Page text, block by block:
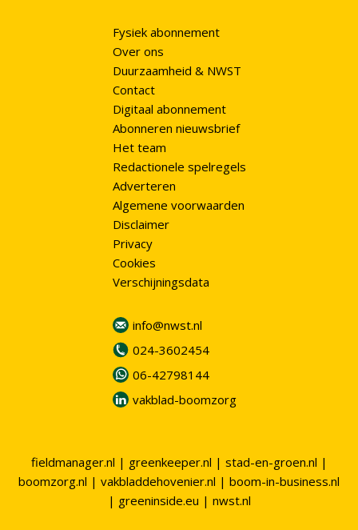
Fysiek abonnement
Over ons
Duurzaamheid & NWST
Contact
Digitaal abonnement
Abonneren nieuwsbrief
Het team
Redactionele spelregels
Adverteren
Algemene voorwaarden
Disclaimer
Privacy
Cookies
Verschijningsdata
info@nwst.nl
024-3602454
06-42798144
vakblad-boomzorg
fieldmanager.nl | greenkeeper.nl | stad-en-groen.nl |
boomzorg.nl | vakbladdehovenier.nl | boom-in-business.nl
| greeninside.eu | nwst.nl